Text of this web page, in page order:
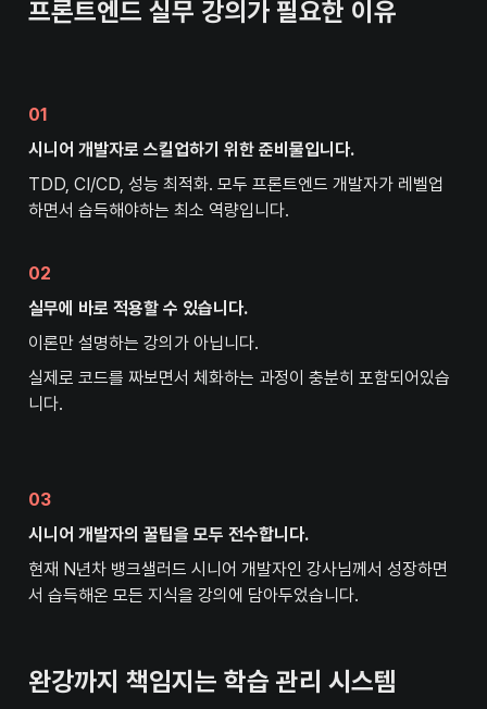
프론트엔드 실무 강의가 필요한 이유
01
시니어 개발자로 스킬업하기 위한 준비물입니다.
TDD, CI/CD, 성능 최적화. 모두 프론트엔드 개발자가 레벨업
하면서 습득해야하는 최소 역량입니다.
02
실무에 바로 적용할 수 있습니다.
이론만 설명하는 강의가 아닙니다.
실제로 코드를 짜보면서 체화하는 과정이 충분히 포함되어있습
니다.
03
시니어 개발자의 꿀팁을 모두 전수합니다.
현재 N년차 뱅크샐러드 시니어 개발자인 강사님께서 성장하면
서 습득해온 모든 지식을 강의에 담아두었습니다.
완강까지 책임지는 학습 관리 시스템